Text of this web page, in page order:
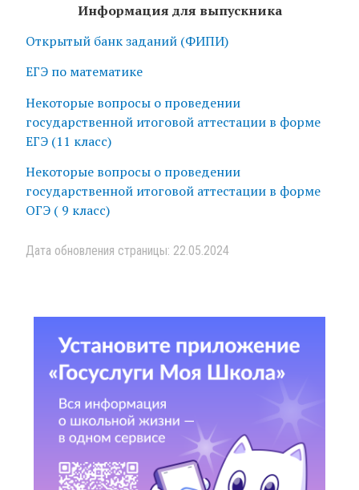
Информация для выпускника
Открытый банк заданий (ФИПИ)
ЕГЭ по математике
Некоторые вопросы о проведении
государственной итоговой аттестации в форме
ЕГЭ (11 класс)
Некоторые вопросы о проведении
государственной итоговой аттестации в форме
ОГЭ ( 9 класс)
Дата обновления страницы: 22.05.2024